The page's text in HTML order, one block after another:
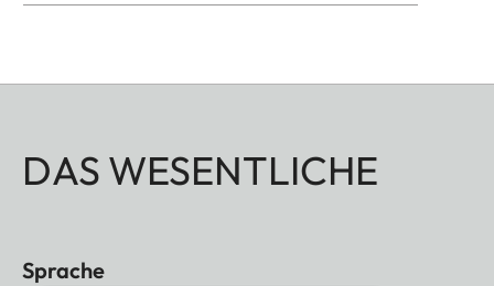
DAS WESENTLICHE
Sprache